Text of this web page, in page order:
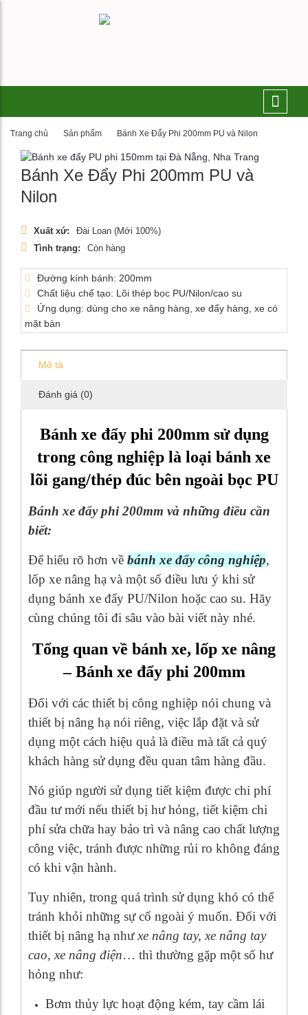
Trang chủ Sản phẩm Bánh Xe Đẩy Phi 200mm PU và Nilon
Bánh Xe Đẩy Phi 200mm PU và
Nilon
Xuất xứ:
Đài Loan (Mới 100%)
Tình trạng:
Còn hàng
Đường kính bánh: 200mm
Chất liệu chế tạo: Lõi thép bọc PU/Nilon/cao su
Ứng dụng: dùng cho xe nâng hàng, xe đẩy hàng, xe có
mặt bàn
Mô tả
Đánh giá (0)
Bánh xe đẩy phi 200mm sử dụng
trong công nghiệp là loại bánh xe
lõi gang/thép đúc bên ngoài bọc PU
Bánh xe đẩy phi 200mm và những điều cần
biết:
Để hiểu rõ hơn về bánh xe đẩy công nghiệp,
lốp xe nâng hạ và một số điều lưu ý khi sử
dụng bánh xe đẩy PU/Nilon hoặc cao su. Hãy
cùng chúng tôi đi sâu vào bài viết này nhé.
Tổng quan về bánh xe, lốp xe nâng
– Bánh xe đẩy phi 200mm
Đối với các thiết bị công nghiệp nói chung và
thiết bị nâng hạ nói riêng, việc lắp đặt và sử
dụng một cách hiệu quả là điều mà tất cả quý
khách hàng sử dụng đều quan tâm hàng đầu.
Nó giúp người sử dụng tiết kiệm được chi phí
đầu tư mới nếu thiết bị hư hỏng, tiết kiệm chi
phí sửa chữa hay bảo trì và nâng cao chất lượng
công việc, tránh được những rủi ro không đáng
có khi vận hành.
Tuy nhiên, trong quá trình sử dụng khó có thể
tránh khỏi những sự cố ngoài ý muốn. Đối với
thiết bị nâng hạ nhưxe nâng tay, xe nâng tay
cao, xe nâng điện… thì thường gặp một số hư
hỏng như:
Bơm thủy lực hoạt động kém, tay cầm lái